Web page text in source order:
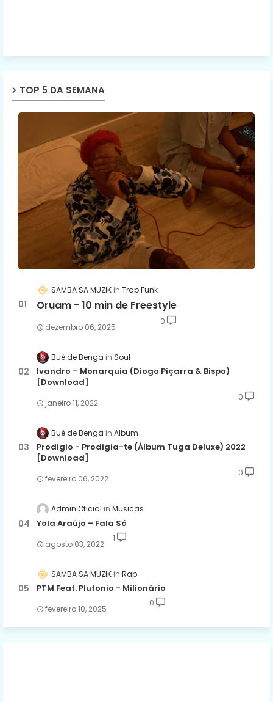
TOP 5 DA SEMANA
SAMBA SA MUZIK Trap Funk
Oruam - 10 min de Freestyle
dezembro 06, 2025
0
Bué de Benga Soul
Ivandro – Monarquia (Diogo Piçarra & Bispo)
[Download]
janeiro 11, 2022
0
Bué de Benga Album
Prodigio - Prodigia-te (Álbum Tuga Deluxe) 2022
[Download]
fevereiro 06, 2022
0
Admin Oficial Musicas
Yola Araújo – Fala Só
agosto 03, 2022
1
SAMBA SA MUZIK Rap
PTM Feat. Plutonio - Milionário
fevereiro 10, 2025
0